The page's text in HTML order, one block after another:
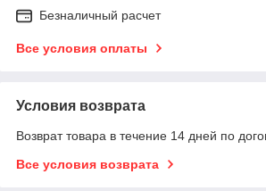
Безналичный расчет
Все условия оплаты
Условия возврата
Возврат товара в течение 14 дней по
Все условия возврата